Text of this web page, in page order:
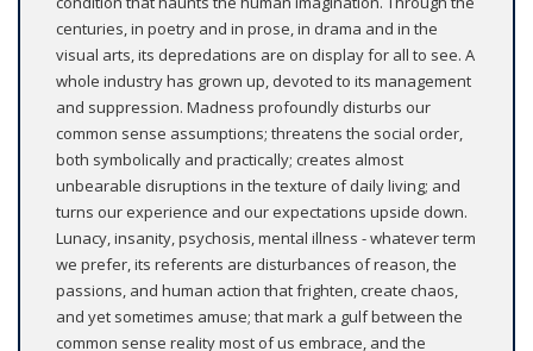
centuries, in poetry and in prose, in drama and in the
visual arts, its depredations are on display for all to see. A
whole industry has grown up, devoted to its management
and suppression. Madness profoundly disturbs our
common sense assumptions; threatens the social order,
both symbolically and practically; creates almost
unbearable disruptions in the texture of daily living; and
turns our experience and our expectations upside down.
Lunacy, insanity, psychosis, mental illness - whatever term
we prefer, its referents are disturbances of reason, the
passions, and human action that frighten, create chaos,
and yet sometimes amuse; that mark a gulf between the
common sense reality most of us embrace, and the